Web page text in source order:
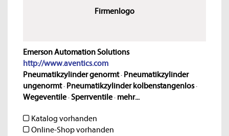
Firmenlogo
Emerson Automation Solutions
http://www.aventics.com
Pneumatikzylinder genormt· Pneumatikzylinder
ungenormt· Pneumatikzylinder kolbenstangenlos·
Wegeventile·Sperrventile· mehr...
Katalog vorhanden
Online-Shop vorhanden